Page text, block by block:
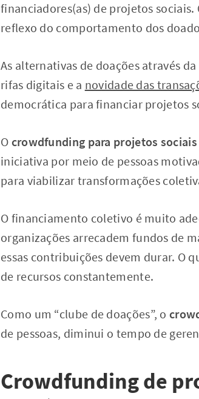
financiadores(as) de projetos
reflexo do comportamento dos
As alternativas de doações através
rifas digitais e a novidade das
democrática para financiar projetos
O crowdfunding para projetos sociais
iniciativa por meio de pessoas
para viabilizar transformações
O financiamento coletivo é muito
organizações arrecadem fundos de
essas contribuições devem durar. O
de recursos constantemente.
Como um “clube de doações”, o
de pessoas, diminui o tempo de
Crowdfunding de